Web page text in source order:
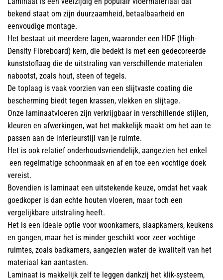
bekend staat om zijn duurzaamheid, betaalbaarheid en
eenvoudige montage.
Het bestaat uit meerdere lagen, waaronder een HDF (High-
Density Fibreboard) kern, die bedekt is met een gedecoreerde
kunststoflaag die de uitstraling van verschillende materialen
nabootst, zoals hout, steen of tegels.
De toplaag is vaak voorzien van een slijtvaste coating die
bescherming biedt tegen krassen, vlekken en slijtage.
Onze laminaatvloeren zijn verkrijgbaar in verschillende stijlen,
kleuren en afwerkingen, wat het makkelijk maakt om het aan te
passen aan de interieurstijl van je ruimte.
Het is ook relatief onderhoudsvriendelijk, aangezien het enkel
een regelmatige schoonmaak en af en toe een vochtige doek
vereist.
Bovendien is laminaat een uitstekende keuze, omdat het vaak
goedkoper is dan echte houten vloeren, maar toch een
vergelijkbare uitstraling heeft.
Het is een ideale optie voor woonkamers, slaapkamers, keukens
en gangen, maar het is minder geschikt voor zeer vochtige
ruimtes, zoals badkamers, aangezien water de kwaliteit van het
materiaal kan aantasten.
Laminaat is makkelijk zelf te leggen dankzij het klik-systeem,